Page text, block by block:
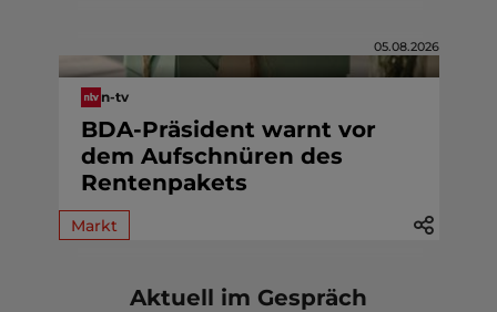
05.08.2026
n-tv
BDA-Präsident warnt vor
dem Aufschnüren des
Rentenpakets
Markt
Aktuell im Gespräch